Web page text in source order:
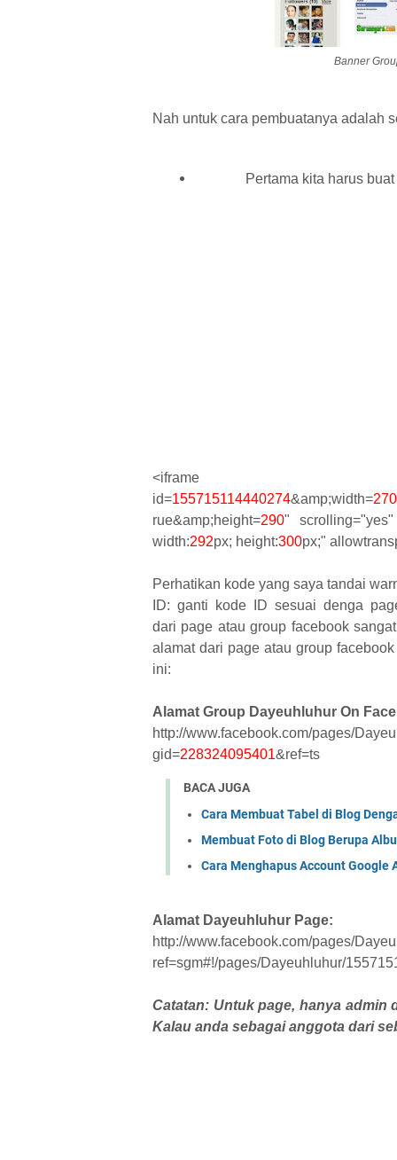
Banner
Nah untuk cara pembuatanya adalah
Pertama kita harus
<iframe src="http://
id=155715114440274&amp;width=270
rue&amp;height=290" scrolling="yes"
width:292px; height:300px;"
Perhatikan kode yang saya tandai
ID: ganti kode ID sesuai denga
dari page atau group facebook
alamat dari page atau group
ini:
Alamat Group Dayeuhluhur On
http://www.facebook.com/pages/
gid=228324095401&ref=ts
BACA JUGA
Cara Membuat Tabel di Blog
Membuat Foto di Blog Berupa
Cara Menghapus Account Google
Alamat Dayeuhluhur Page:
http://www.facebook.com/pages/
ref=sgm#!/pages/Dayeuhluhur/
Catatan: Untuk page, hanya admin
Kalau anda sebagai anggota dari